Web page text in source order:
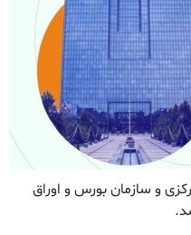
و سازمان بورس و اوراق